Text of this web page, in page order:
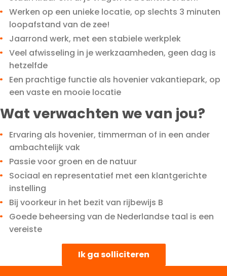
Werken op een unieke locatie, op slechts 3 minuten
loopafstand van de zee!
Jaarrond werk, met een stabiele werkplek
Veel afwisseling in je werkzaamheden, geen dag is
hetzelfde
Een prachtige functie als hovenier vakantiepark, op
een vaste en mooie locatie
Wat verwachten we van jou?
Ervaring als hovenier, timmerman of in een ander
ambachtelijk vak
Passie voor groen en de natuur
Sociaal en representatief met een klantgerichte
instelling
Bij voorkeur in het bezit van rijbewijs B
Goede beheersing van de Nederlandse taal is een
vereiste
Ik ga solliciteren